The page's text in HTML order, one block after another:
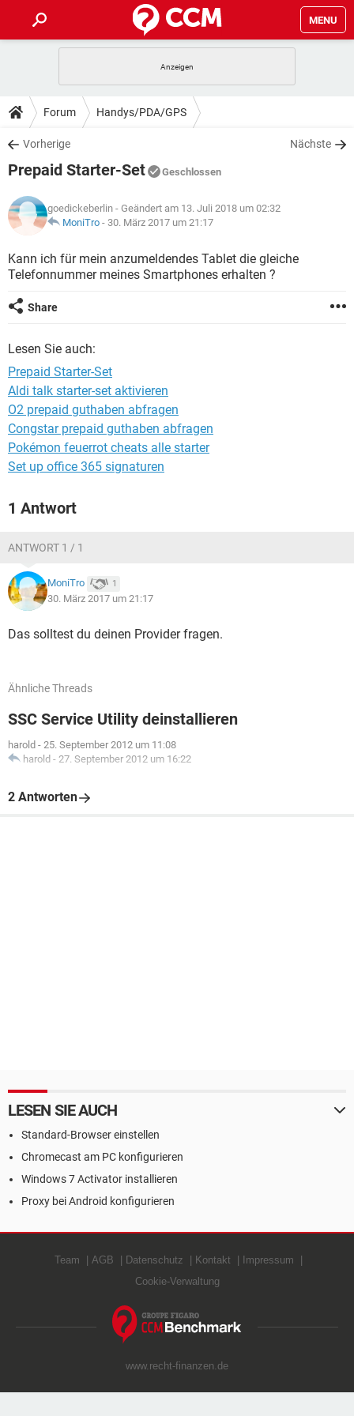
MENU
ANDROID IOS
WINDOWS 10
WHATSAPP TIKTOK
FACEBOOK
TIPPS & TRICKS
SPIELE STREAMING
WHATSAPP TIKTOK
DOWNLOADS
SPIELE STREAMING
ANDROID
WINDOWS 10 INSTAGRAM
WHATSAPP TIKTOK
FACEBOOK HARDWARE
FORUM
SPIELE STREAMING
WINDOWS 10 INSTAGRAM
LEXIKON
SPIELE STREAMING
ANDROID IOS
WINDOWS 10
Forum Handys/PDA/GPS
Vorherige Nächste
Prepaid Starter-Set Geschlossen
goedickeberlin - Geändert am 13. Juli 2018 um 02:32
MoniTro - 30. März 2017 um 21:17
Kann ich für mein anzumeldendes Tablet die gleiche
Telefonnummer meines Smartphones erhalten ?
Share
Lesen Sie auch:
Prepaid Starter-Set
Aldi talk starter-set aktivieren
O2 prepaid guthaben abfragen
Congstar prepaid guthaben abfragen
Pokémon feuerrot cheats alle starter
Set up office 365 signaturen
1 Antwort
ANTWORT 1 / 1
MoniTro 1
30. März 2017 um 21:17
Das solltest du deinen Provider fragen.
Ähnliche Threads
SSC Service Utility deinstallieren
harold - 25. September 2012 um 11:08
harold - 27. September 2012 um 16:22
2 Antworten
LESEN SIE AUCH
Standard-Browser einstellen
Chromecast am PC konfigurieren
Windows 7 Activator installieren
Proxy bei Android konfigurieren
Team AGB Datenschutz Kontakt
Impressum
Cookie-Verwaltung
www.recht-finanzen.de